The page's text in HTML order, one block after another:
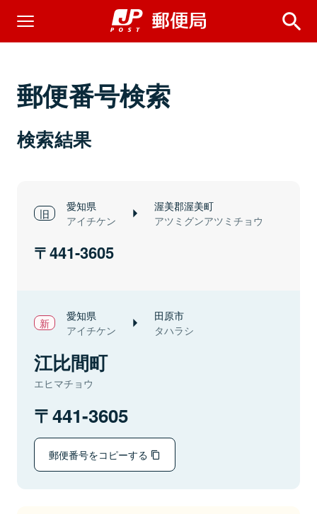
郵便番号検索
検索結果
愛知県
アイチケン
渥美郡渥美町
アツミグンアツミチョウ
441-3605
愛知県
アイチケン
田原市
タハラシ
江比間町
エヒマチョウ
441-3605
郵便番号をコピーする